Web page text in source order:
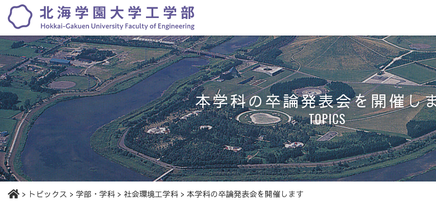
本学科の卒論発表会を開催し
TOPICS
> トピックス > 学部・学科 > 社会環境工学科 > 本学科の卒論発表会を開催します